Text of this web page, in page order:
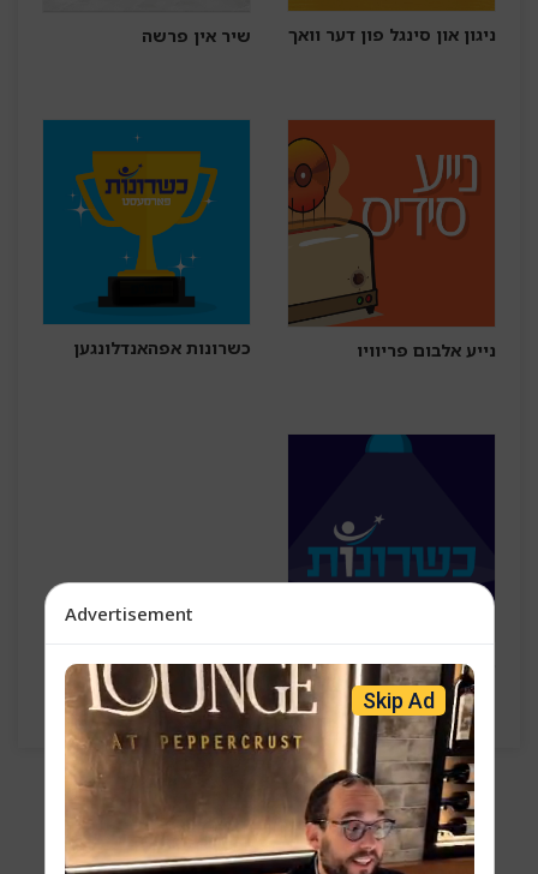
ניגון און סינגל פון דער וואך שיר אין פרשה
נייע אלבום פריוויו כשרונות אפהאנדלונגען
כשרונות ניגונים תשפ"ו
Advertisement
Skip Ad